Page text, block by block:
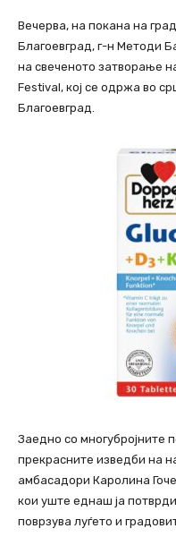
Вечерва, на покана на
Благоевград, г-н Методи
на свеченото затворање
Festival, кој се одржа во
Благоевград.
Заедно со многубројните
прекрасните изведби на
амбасадори Каролина
кои уште еднаш ја
поврзува луѓето и